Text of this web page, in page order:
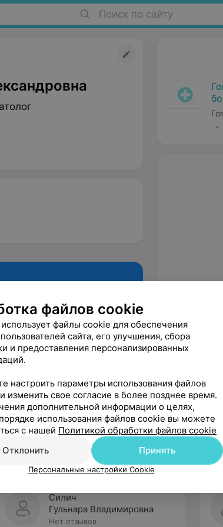
Поиск по сайту
Рекомендую
Силич
Гульнара Владимировна
Нет отзывов
файлов cookie
файлы cookie для обеспечения
сайта, его улучшения, сбора
и предоставления персонализированных
настроить параметры использования файлов
изменить свое согласие в более позднее время.
дополнительной информации о целях,
использования файлов cookie вы можете
с нашей Политикой обработки файлов cookie
Отклонить
Принять
Персональные настройки Cookie